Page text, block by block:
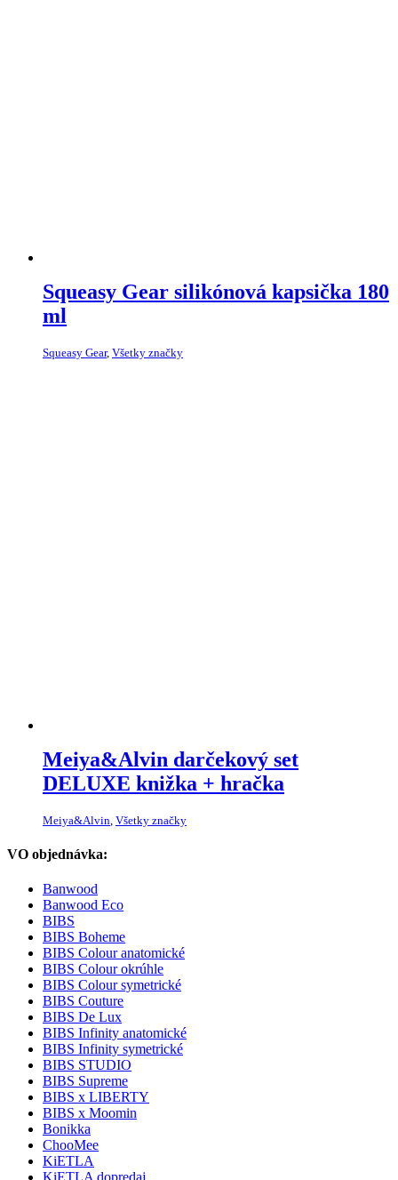
Squeasy Gear silikónová kapsička 180
ml
Squeasy Gear, Všetky značky
Meiya&Alvin darčekový set
DELUXE knižka + hračka
Meiya&Alvin Všetky značky
VO objednávka:
Banwood
Banwood Eco
BIBS
BIBS Boheme
BIBS Colour anatomické
BIBS Colour okrúhle
BIBS Colour symetrické
BIBS Couture
BIBS De Lux
BIBS Infinity anatomické
BIBS Infinity symetrické
BIBS STUDIO
BIBS Supreme
BIBS x LIBERTY
BIBS x Moomin
Bonikka
ChooMee
KiETLA